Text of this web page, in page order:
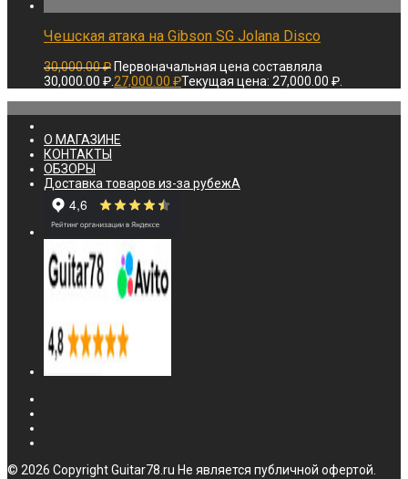
Чешская атака на Gibson SG Jolana Disco
30,000.00₽ Первоначальная цена составляла
30,000.00 ₽.27,000.00 ₽Текущая цена: 27,000.00 ₽.
О МАГАЗИНЕ
КОНТАКТЫ
ОБЗОРЫ
Доставка товаров из-за рубежА
© 2026 Copyright Guitar78.ru Не является публичной офертой.